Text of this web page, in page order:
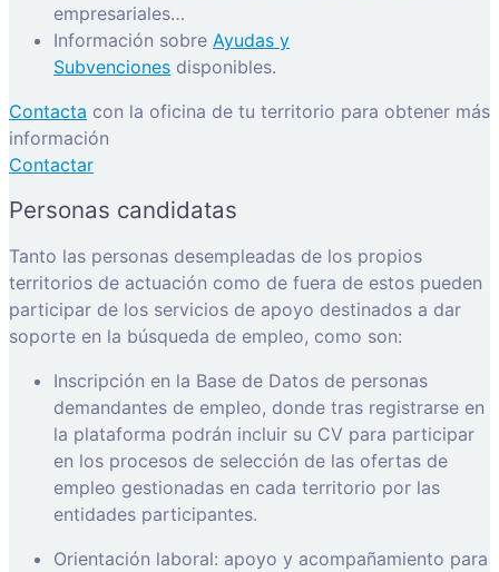
empresariales…
Información sobre Ayudas y
Subvenciones disponibles.
Contacta con la oficina de tu territorio para obtener más
información
Contactar
Personas candidatas
Tanto las personas desempleadas de los propios
territorios de actuación como de fuera de estos pueden
participar de los servicios de apoyo destinados a dar
soporte en la búsqueda de empleo, como son:
Inscripción en la Base de Datos de personas
demandantes de empleo, donde tras registrarse en
la plataforma podrán incluir su CV para participar
en los procesos de selección de las ofertas de
empleo gestionadas en cada territorio por las
entidades participantes.
Orientación laboral: apoyo y acompañamiento para